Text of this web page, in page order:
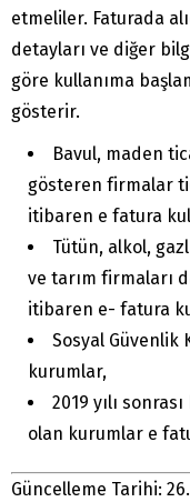
etmeliler. Faturada
detayları ve diğer
göre kullanıma
gösterir.
Bavul, maden
gösteren firmalar
itibaren e fatura
Tütün, alkol,
ve tarım firmaları
itibaren e- fatura
Sosyal Güvenlik
kurumlar,
2019 yılı
olan kurumlar e
Güncelleme Tarihi: